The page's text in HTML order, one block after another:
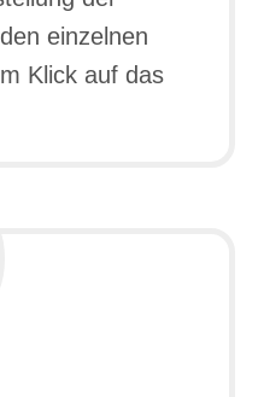
einzelnen
Klick auf das